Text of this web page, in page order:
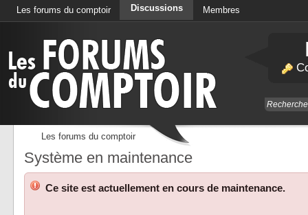
Les forums du comptoir Discussions Membres
Les forums du comptoir
Système en maintenance
Ce site est actuellement en cours de maintenance.